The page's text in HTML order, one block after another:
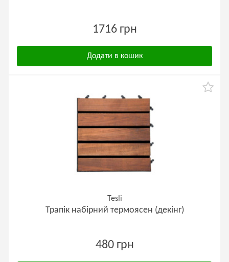
1716 грн
Додати в кошик
Tesli
Трапік набірний термоясен (декінг)
480 грн